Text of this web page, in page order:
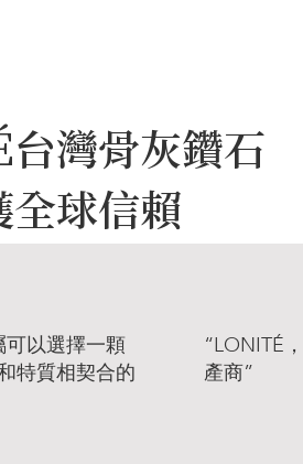
可以選擇一顆
特質相契合的
“LONITÉ
產商”
灣骨灰鑽石
全球信賴